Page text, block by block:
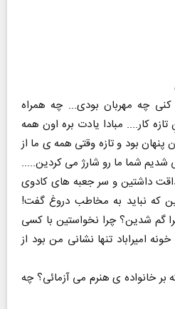
کنی چه مهربان بودی... چه همراه
کار.... مبادا یادت بره اون همه
بود و تازه وقتی همه ی ما از
شما ما رو شارژ می کردین.....
داشتین و سر جعبه های کادوی
که نباید به مخاطب دروغ گفت!
گم شدین؟ چرا نخواستین با کسی
امیراباد تنها نشانی من بود از
خانواده ی هنرم می آزمائی؟ چه